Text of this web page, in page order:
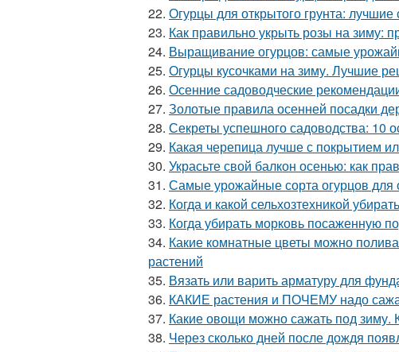
22. Огурцы для открытого грунта: лучшие
23. Как правильно укрыть розы на зиму:
24. Выращивание огурцов: самые
25. Огурцы кусочками на зиму. Лучшие
26. Осенние садоводческие
27. Золотые правила осенней посадки
28. Секреты успешного садоводства: 10
29. Какая черепица лучше с покрытием
30. Украсьте свой балкон осенью: как
31. Самые урожайные сорта огурцов для
32. Когда и какой сельхозтехникой
33. Когда убирать морковь посаженную
34. Какие комнатные цветы можно
растений
35. Вязать или варить арматуру для
36. КАКИЕ растения и ПОЧЕМУ надо
37. Какие овощи можно сажать под зиму.
38. Через сколько дней после дождя